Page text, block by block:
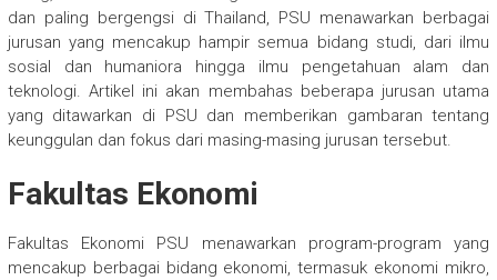
dan paling bergengsi di Thailand, PSU menawarkan berbagai
jurusan yang mencakup hampir semua bidang studi, dari ilmu
sosial dan humaniora hingga ilmu pengetahuan alam dan
teknologi. Artikel ini akan membahas beberapa jurusan utama
yang ditawarkan di PSU dan memberikan gambaran tentang
keunggulan dan fokus dari masing-masing jurusan tersebut.
Fakultas Ekonomi
Fakultas Ekonomi PSU menawarkan program-program yang
mencakup berbagai bidang ekonomi, termasuk ekonomi mikro,